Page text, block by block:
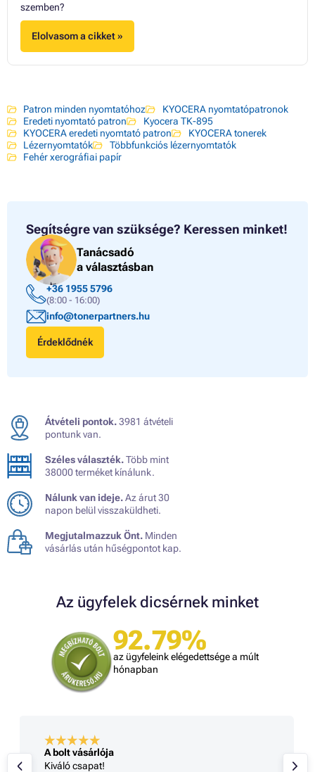
szemben?
Elolvasom a cikket »
Patron minden nyomtatóhoz
KYOCERA nyomtatópatronok
Eredeti nyomtató patron
Kyocera TK-895
KYOCERA eredeti nyomtató patron
KYOCERA tonerek
Lézernyomtatók
Többfunkciós lézernyomtatók
Fehér xerográfiai papír
Segítségre van szüksége? Keressen minket!
Tanácsadó
a választásban
+36 1955 5796
(8:00 - 16:00)
info@tonerpartners.hu
Érdeklődnék
Átvételi pontok.3981 átvételi
pontunk van.
Széles választék.Több mint
38000 terméket kínálunk.
Nálunk van ideje.Az árut 30
napon belül visszaküldheti.
Megjutalmazzuk Önt. Minden
vásárlás után hűségpontot kap.
Az ügyfelek dicsérnek minket
92.79%
az ügyfeleink elégedettsége a múlt
hónapban
A bolt vásárlója
Kiváló csapat!